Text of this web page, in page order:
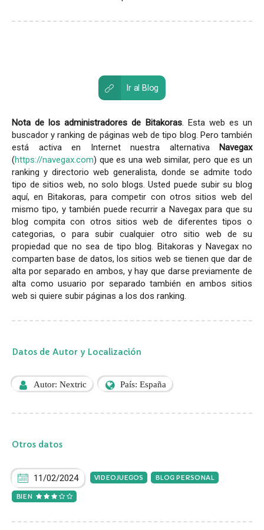
Ir al Blog
Nota de los administradores de Bitakoras. Esta web es un
buscador y ranking de páginas web de tipo blog. Pero también
está activa en Internet nuestra alternativa Navegax
(https://navegax.com) que es una web similar, pero que es un
ranking y directorio web generalista, donde se admite todo
tipo de sitios web, no solo blogs. Usted puede subir su blog
aquí, en Bitakoras, para competir con otros sitios web del
mismo tipo, y también puede recurrir a Navegax para que su
blog compita con otros sitios web de diferentes tipos o
categorias, o para subir cualquier otro sitio web de su
propiedad que no sea de tipo blog. Bitakoras y Navegax no
comparten base de datos, los sitios web se tienen que dar de
alta por separado en ambos, y hay que darse previamente de
alta como usuario por separado también en ambos sitios
web si quiere subir páginas a los dos ranking.
Datos de Autor y Localización
Autor: Nextric País: España
Otros datos
11/02/2024 VIDEOJUEGOS BLOG PERSONAL
BIEN